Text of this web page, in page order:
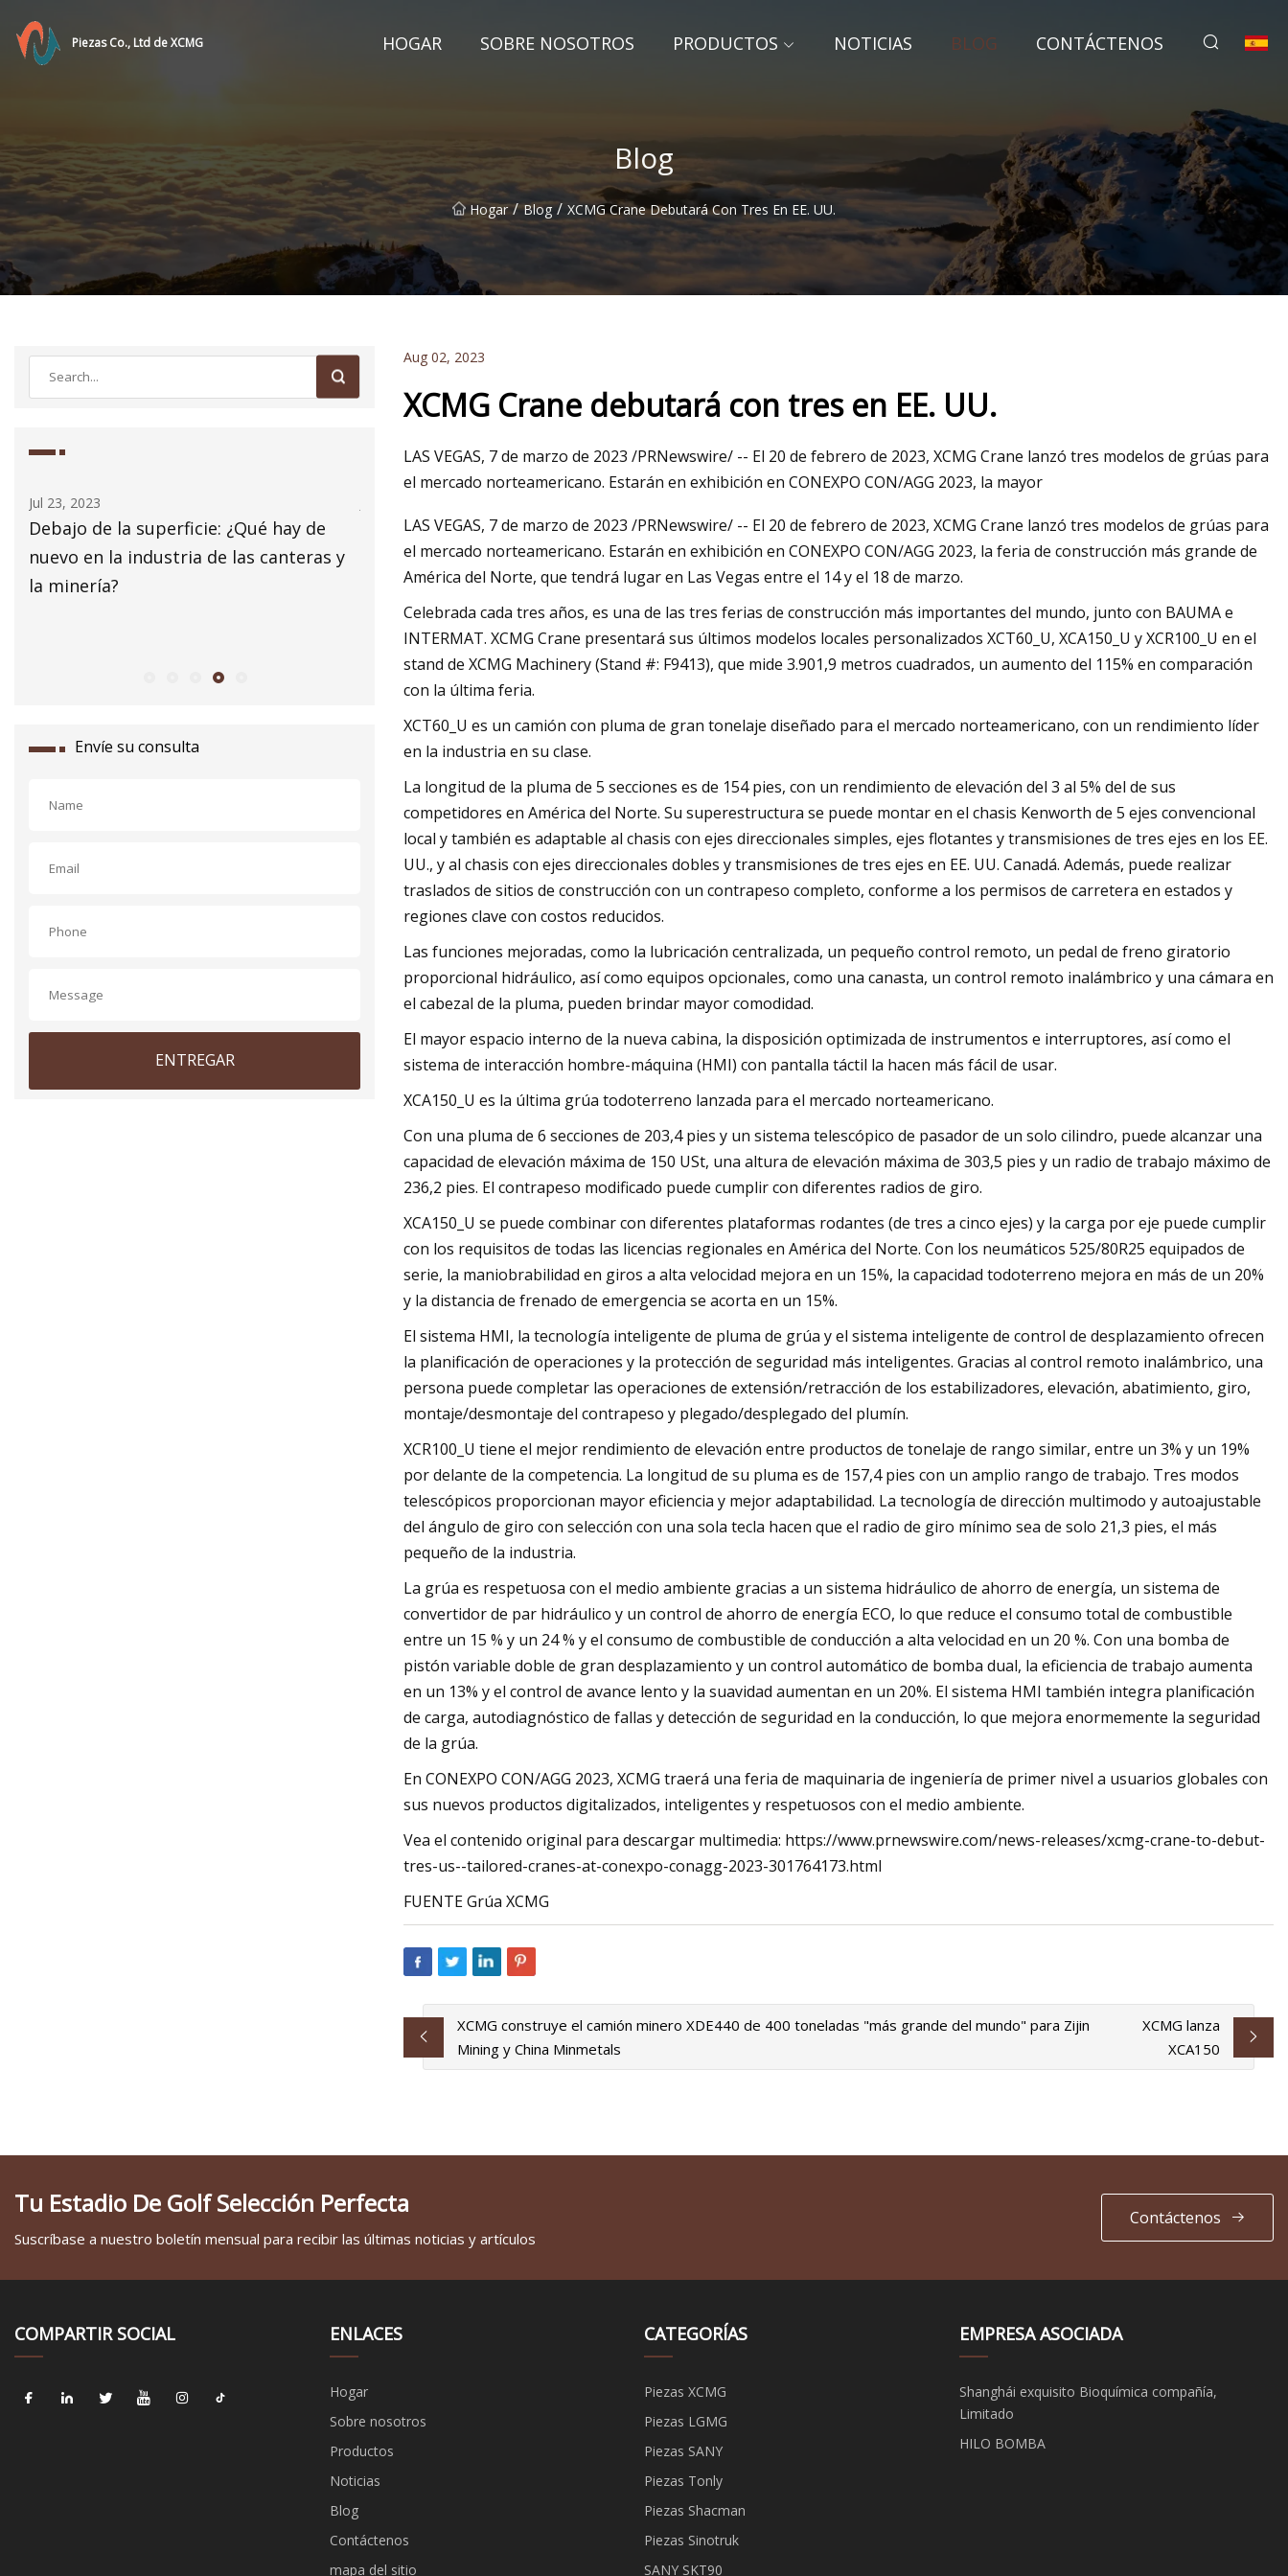
Piezas Co., Ltd de XCMG HOGAR SOBRE NOSOTROS PRODUCTOS NOTICIAS BLOG CONTÁCTENOS
Blog
Hogar / Blog / XCMG Crane Debutará Con Tres En EE. UU.
de
y
Jul 25, 2023
XCMG Machinery lanza nuevos
productos de equipos de minería,
ampliando el alcance de la aplicación
Mujer
Envíe su consulta
ENTREGAR
Aug 02, 2023
XCMG Crane debutará con tres en EE. UU.
LAS VEGAS, 7 de marzo de 2023 /PRNewswire/ -- El 20 de febrero de 2023, XCMG Crane lanzó tres modelos de grúas para
el mercado norteamericano. Estarán en exhibición en CONEXPO CON/AGG 2023, la mayor
LAS VEGAS, 7 de marzo de 2023 /PRNewswire/ -- El 20 de febrero de 2023, XCMG Crane lanzó tres modelos de grúas para
el mercado norteamericano. Estarán en exhibición en CONEXPO CON/AGG 2023, la feria de construcción más grande de
América del Norte, que tendrá lugar en Las Vegas entre el 14 y el 18 de marzo.
Celebrada cada tres años, es una de las tres ferias de construcción más importantes del mundo, junto con BAUMA e
INTERMAT. XCMG Crane presentará sus últimos modelos locales personalizados XCT60_U, XCA150_U y XCR100_U en el
stand de XCMG Machinery (Stand #: F9413), que mide 3.901,9 metros cuadrados, un aumento del 115% en comparación
con la última feria.
XCT60_U es un camión con pluma de gran tonelaje diseñado para el mercado norteamericano, con un rendimiento líder
en la industria en su clase.
La longitud de la pluma de 5 secciones es de 154 pies, con un rendimiento de elevación del 3 al 5% del de sus
competidores en América del Norte. Su superestructura se puede montar en el chasis Kenworth de 5 ejes convencional
local y también es adaptable al chasis con ejes direccionales simples, ejes flotantes y transmisiones de tres ejes en los EE.
UU., y al chasis con ejes direccionales dobles y transmisiones de tres ejes en EE. UU. Canadá. Además, puede realizar
traslados de sitios de construcción con un contrapeso completo, conforme a los permisos de carretera en estados y
regiones clave con costos reducidos.
Las funciones mejoradas, como la lubricación centralizada, un pequeño control remoto, un pedal de freno giratorio
proporcional hidráulico, así como equipos opcionales, como una canasta, un control remoto inalámbrico y una cámara en
el cabezal de la pluma, pueden brindar mayor comodidad.
El mayor espacio interno de la nueva cabina, la disposición optimizada de instrumentos e interruptores, así como el
sistema de interacción hombre-máquina (HMI) con pantalla táctil la hacen más fácil de usar.
XCA150_U es la última grúa todoterreno lanzada para el mercado norteamericano.
Con una pluma de 6 secciones de 203,4 pies y un sistema telescópico de pasador de un solo cilindro, puede alcanzar una
capacidad de elevación máxima de 150 USt, una altura de elevación máxima de 303,5 pies y un radio de trabajo máximo de
236,2 pies. El contrapeso modificado puede cumplir con diferentes radios de giro.
XCA150_U se puede combinar con diferentes plataformas rodantes (de tres a cinco ejes) y la carga por eje puede cumplir
con los requisitos de todas las licencias regionales en América del Norte. Con los neumáticos 525/80R25 equipados de
serie, la maniobrabilidad en giros a alta velocidad mejora en un 15%, la capacidad todoterreno mejora en más de un 20%
y la distancia de frenado de emergencia se acorta en un 15%.
El sistema HMI, la tecnología inteligente de pluma de grúa y el sistema inteligente de control de desplazamiento ofrecen
la planificación de operaciones y la protección de seguridad más inteligentes. Gracias al control remoto inalámbrico, una
persona puede completar las operaciones de extensión/retracción de los estabilizadores, elevación, abatimiento, giro,
montaje/desmontaje del contrapeso y plegado/desplegado del plumín.
XCR100_U tiene el mejor rendimiento de elevación entre productos de tonelaje de rango similar, entre un 3% y un 19%
por delante de la competencia. La longitud de su pluma es de 157,4 pies con un amplio rango de trabajo. Tres modos
telescópicos proporcionan mayor eficiencia y mejor adaptabilidad. La tecnología de dirección multimodo y autoajustable
del ángulo de giro con selección con una sola tecla hacen que el radio de giro mínimo sea de solo 21,3 pies, el más
pequeño de la industria.
La grúa es respetuosa con el medio ambiente gracias a un sistema hidráulico de ahorro de energía, un sistema de
convertidor de par hidráulico y un control de ahorro de energía ECO, lo que reduce el consumo total de combustible
entre un 15 % y un 24 % y el consumo de combustible de conducción a alta velocidad en un 20 %. Con una bomba de
pistón variable doble de gran desplazamiento y un control automático de bomba dual, la eficiencia de trabajo aumenta
en un 13% y el control de avance lento y la suavidad aumentan en un 20%. El sistema HMI también integra planificación
de carga, autodiagnóstico de fallas y detección de seguridad en la conducción, lo que mejora enormemente la seguridad
de la grúa.
En CONEXPO CON/AGG 2023, XCMG traerá una feria de maquinaria de ingeniería de primer nivel a usuarios globales con
sus nuevos productos digitalizados, inteligentes y respetuosos con el medio ambiente.
Vea el contenido original para descargar multimedia: https://www.prnewswire.com/news-releases/xcmg-crane-to-debut-
tres-us--tailored-cranes-at-conexpo-conagg-2023-301764173.html
FUENTE Grúa XCMG
XCMG construye el camión minero XDE440 de 400 toneladas "más grande del mundo" para Zijin
Mining y China Minmetals
XCMG lanza
XCA150
Tu Estadio De Golf Selección Perfecta
Suscríbase a nuestro boletín mensual para recibir las últimas noticias y artículos
Contáctenos
COMPARTIR SOCIAL ENLACES
Hogar
Sobre nosotros
Productos
Noticias
Blog
Contáctenos
mapa del sitio
CATEGORÍAS
Piezas XCMG
Piezas LGMG
Piezas SANY
Piezas Tonly
Piezas Shacman
Piezas Sinotruk
SANY SKT90
EMPRESA ASOCIADA
Shanghái exquisito Bioquímica compañía,
Limitado
HILO BOMBA